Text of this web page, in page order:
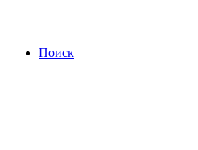
Поиск